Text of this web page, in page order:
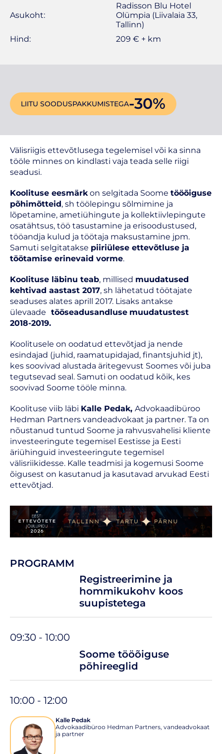
Asukoht:
Radisson Blu Hotel
Olümpia (Liivalaia 33,
Tallinn)
Hind:
209 € + km
LIITU SOODUSPAKKUMISTEGA-30%
Välisriigis ettevõtlusega tegelemisel või ka sinna
tööle minnes on kindlasti vaja teada selle riigi
seadusi.
Koolituse eesmärkon selgitada Soome tööõiguse
põhimõtteid, sh töölepingu sõlmimine ja
lõpetamine, ametiühingute ja kollektiivlepingute
osatähtsus, töö tasustamine ja erisoodustused,
tööandja kulud ja töötaja maksustamine jpm.
Samuti selgitatakse piiriülese ettevõtluse ja
töötamise erinevaid vorme.
Koolituse läbinu teab, millised muudatused
kehtivad aastast 2017, sh lähetatud töötajate
seaduses alates aprill 2017. Lisaks antakse
ülevaade tööseadusandluse muudatustest
2018-2019.
Koolitusele on oodatud ettevõtjad ja nende
esindajad (juhid, raamatupidajad, finantsjuhid jt),
kes soovivad alustada äritegevust Soomes või juba
tegutsevad seal. Samuti on oodatud kõik, kes
soovivad Soome tööle minna.
Koolituse viib läbi Kalle Pedak, Advokaadibüroo
Hedman Partners vandeadvokaat ja partner. Ta on
nõustanud tuntud Soome ja rahvusvahelisi kliente
investeeringute tegemisel Eestisse ja Eesti
äriühinguid investeeringute tegemisel
välisriikidesse. Kalle teadmisi ja kogemusi Soome
õigusest on kasutanud ja kasutavad arvukad Eesti
ettevõtjad.
PROGRAMM
Registreerimine ja
hommikukohv koos
suupistetega
09:30 - 10:00
Soome tööõiguse
põhireeglid
10:00 - 12:00
Kalle Pedak
Advokaadibüroo Hedman Partners, vandeadvokaat
ja partner